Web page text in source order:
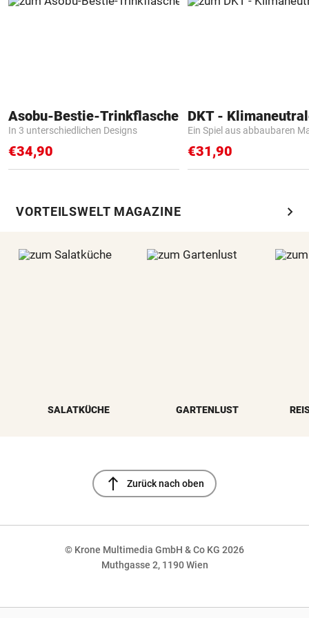
Asobu-Bestie-Trinkflasche
In 3 unterschiedlichen Designs
€34,90
Ein Spiel aus abbaubaren
€31,90
VORTEILSWELT MAGAZINE chevron_right
SALATKÜCHE GARTENLUST
north Zurück nach oben
© Krone Multimedia GmbH & Co KG 2026
Muthgasse 2, 1190 Wien
NaN%